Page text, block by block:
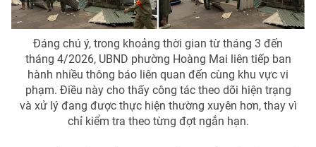
Đáng chú ý, trong khoảng thời gian từ tháng 3 đến
tháng 4/2026, UBND phường Hoàng Mai liên tiếp ban
hành nhiều thông báo liên quan đến cùng khu vực vi
phạm. Điều này cho thấy công tác theo dõi hiện trạng
và xử lý đang được thực hiện thường xuyên hơn, thay vì
chỉ kiểm tra theo từng đợt ngắn hạn.